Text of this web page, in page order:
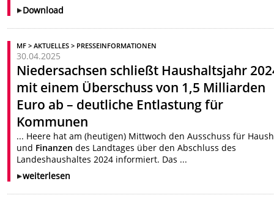
Download
MF > AKTUELLES > PRESSEINFORMATIONEN
30.04.2025
Niedersachsen schließt Haushaltsjahr
mit einem Überschuss von 1,5 Milliarden
Euro ab – deutliche Entlastung für
Kommunen
... Heere hat am (heutigen) Mittwoch den Ausschuss für
und Finanzen des Landtages über den Abschluss des
Landeshaushaltes 2024 informiert. Das ...
weiterlesen